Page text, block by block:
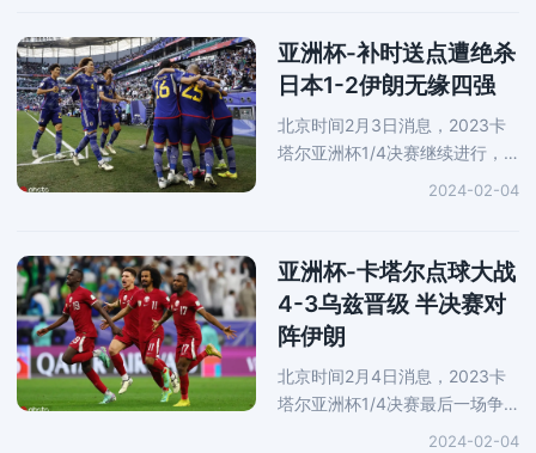
分，阿菲夫内切劲射反超，下半
场刚
亚洲杯-补时送点遭绝杀
日本1-2伊朗无缘四强
北京时间2月3日消息，2023卡
塔尔亚洲杯1/4决赛继续进行，
在一场焦点大战中，两大夺冠热
场莫赫比扳平比分，板仓滉补时
送点，
2024-02-04
亚洲杯-卡塔尔点球大战
4-3乌兹晋级 半决赛对
阵伊朗
北京时间2月4日消息，2023卡
塔尔亚洲杯1/4决赛最后一场争
夺展开，东道主卡塔尔队压轴出
2024-02-04